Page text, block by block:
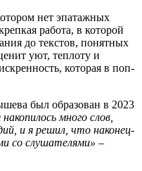
нет эпатажных
работа, в которой
до текстов, понятных
уют, теплоту и
которая в поп-
был образован в 2023
много слов,
и я решил, что наконец-
со слушателями» –